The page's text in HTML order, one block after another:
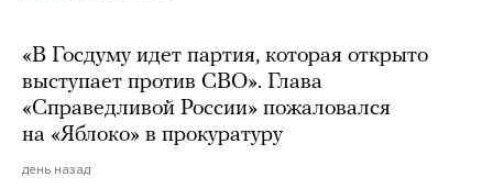
«В Госдуму идет партия, которая открыто
выступает против СВО». Глава
«Справедливой России» пожаловался
на «Яблоко» в прокуратуру
день назад